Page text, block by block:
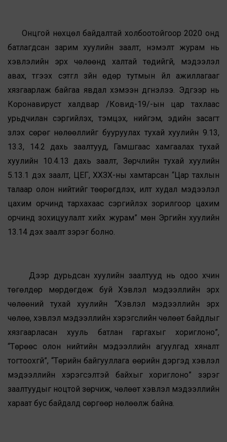
Онцгой нөхцөл байдалтай холбоотойгоор 2020 онд
батлагдсан зарим хуулийн заалт, нэмэлт журам нь
хэвлэлийн эрх чөлөөнд халтай төдийгүй, мэдээлэл
авах, түгээх сэтгүүл зүйн өдөр тутмын үйл ажиллагааг
хязгаарлаж байгаа явдал хэмээн дүгнэлээ. Эдгээр нь
Коронавируст халдвар /Ковид-19/-ын цар тахлаас
урьдчилан сэргийлэх, тэмцэх, нийгэм, эдийн засагт
үзүүлэх сөрөг нөлөөллийг бууруулах тухай хуулийн 9.13,
13.3, 14.2 дахь заалтууд, Гамшгаас хамгаалах тухай
хуулийн 10.4.13 дахь заалт, Зөрчлийн тухай хуулийн
5.13.1 дэх заалт, ЦЕГ, ХХЗХ-ны хамтарсан “Цар тахлын
талаар олон нийтийг төөрөгдүүлэх, илт худал мэдээлэл
цахим орчинд тархахаас сэргийлэх зорилгоор цахим
орчинд зохицуулалт хийх журам” мөн Эрүүгийн хуулийн
13.14 дэх заалт зэрэг болно.
Дээр дурьдсан хуулийн заалтууд нь одоо хүчин
төгөлдөр мөрдөгдөж буй Хэвлэл мэдээллийн эрх
чөлөөний тухай хуулийн “Хэвлэл мэдээллийн эрх
чөлөө, хэвлэл мэдээллийн хэрэгслийн чөлөөт байдлыг
хязгаарласан хууль батлан гаргахыг хориглоно”,
“Төрөөс олон нийтийн мэдээллийн агуулгад хяналт
тогтоохгүй”, “Төрийн байгууллага өөрийн дэргэд хэвлэл
мэдээллийн хэрэгсэлтэй байхыг хориглоно” зэрэг
заалтуудыг ноцтой зөрчиж, чөлөөт хэвлэл мэдээллийн
хараат бус байдалд сөргөөр нөлөөлж байна.